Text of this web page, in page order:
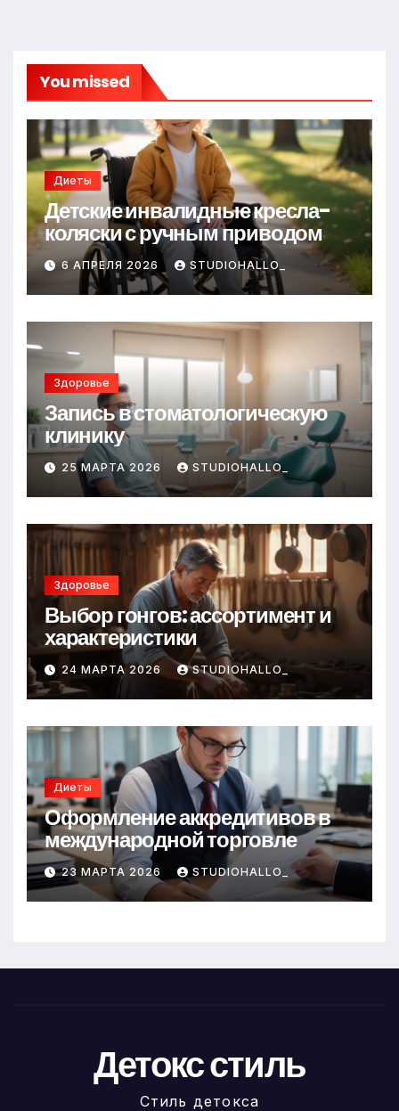
You missed
Диеты
Детские инвалидные кресла-
коляски с ручным приводом
6 АПРЕЛЯ 2026 STUDIOHALLO_
Здоровье
Запись в стоматологическую
клинику
25 МАРТА 2026 STUDIOHALLO_
Здоровье
Выбор гонгов: ассортимент и
характеристики
24 МАРТА 2026 STUDIOHALLO_
Диеты
Оформление аккредитивов в
международной торговле
23 МАРТА 2026 STUDIOHALLO_
Детокс стиль
Стиль детокса